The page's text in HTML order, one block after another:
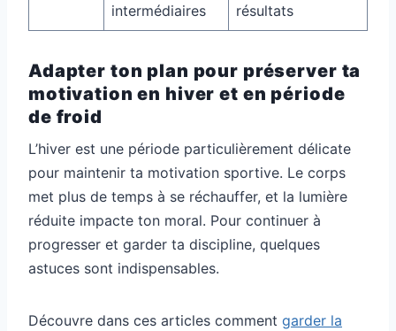
intermédiaires
résultats
Adapter ton plan pour préserver ta
motivation en hiver et en période
de froid
L’hiver est une période particulièrement délicate
pour maintenir ta motivation sportive. Le corps
met plus de temps à se réchauffer, et la lumière
réduite impacte ton moral. Pour continuer à
progresser et garder ta discipline, quelques
astuces sont indispensables.
Découvre dans ces articles comment garder la